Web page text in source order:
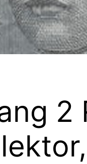
2